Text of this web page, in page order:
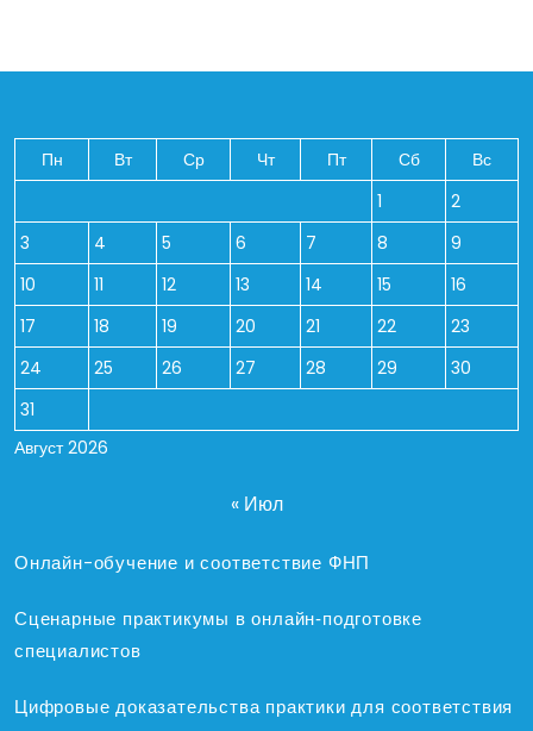
Август 2026
Пн Вт Ср Чт Пт Сб
Вс
1
2
3
4 5 6 7 8
9
10
11 12 13 14 15
16
17
18 19 20 21 22
23
24
25 26 27 28 29
30
31
« Июл
Онлайн-обучение и соответствие ФНП
Сценарные практикумы в онлайн‑подготовке
специалистов
Цифровые доказательства практики для соответствия